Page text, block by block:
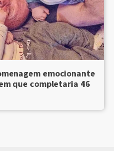
emocionante
que completaria 46